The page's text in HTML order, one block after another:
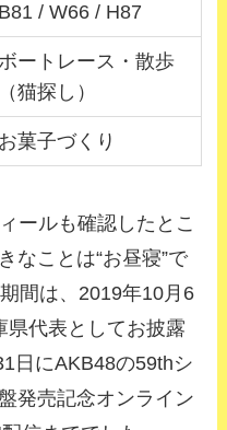
B81 / W66 / H87
ボートレース・散歩
（猫探し）
お菓子づくり
ールも確認したとこ
なことは“お昼寝”で
間は、2019年10月6
県代表としてお披露
日にAKB48の59thシ
発売記念オンライン